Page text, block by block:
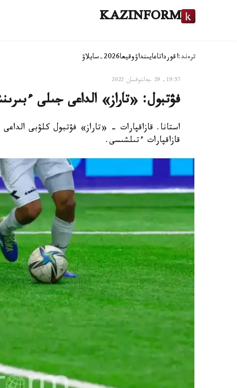
KAZINFORM
ترەند:اقورداتاعايىنداۋوقيعا2026-سايلاۋ
19:57, 29 جەلتوقسان 2022
فۋتبول: «تاراز» الداعى جىلى
استانا. قازاقپارات - «تاراز» فۋتبول كلۋبى
قازاقپارات ءتىلشىسى.